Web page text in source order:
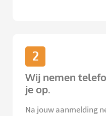
2
Wij nemen
je op.
Na jouw aanmelding